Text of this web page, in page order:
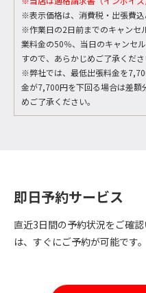
※表示価格は、消費税・出張費込
※作業日の2日前までのキャンセ
業料金の50％、当日のキャンセ
すので、あらかじめご了承くださ
※弊社では、最低出張料金を
金が7,700円を下回る場合は差額
めご了承ください。
即日予約サービス
直近3日間の予約状況をご確
は、すぐにご予約が可能です。